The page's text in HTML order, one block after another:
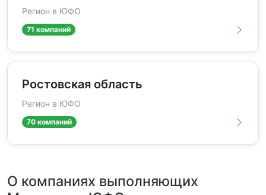
Регион в ЮФО
71 компаний
Ростовская область
Регион в ЮФО
70 компаний
О компаниях выполняющих